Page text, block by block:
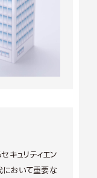
キュリティエン
おいて重要な